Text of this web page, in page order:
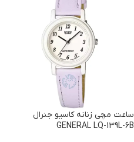
ساعت مچی زنانه کاسیو جنرال
GENERAL LQ-139L-6B